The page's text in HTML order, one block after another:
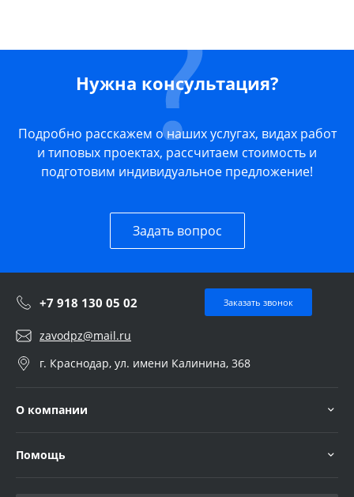
Нужна консультация?
Подробно расскажем о наших услугах, видах работ
и типовых проектах, рассчитаем стоимость и
подготовим индивидуальное предложение!
Задать вопрос
+7 918 130 05 02 Заказать звонок
zavodpz@mail.ru
г. Краснодар, ул. имени Калинина, 368
О компании
Помощь